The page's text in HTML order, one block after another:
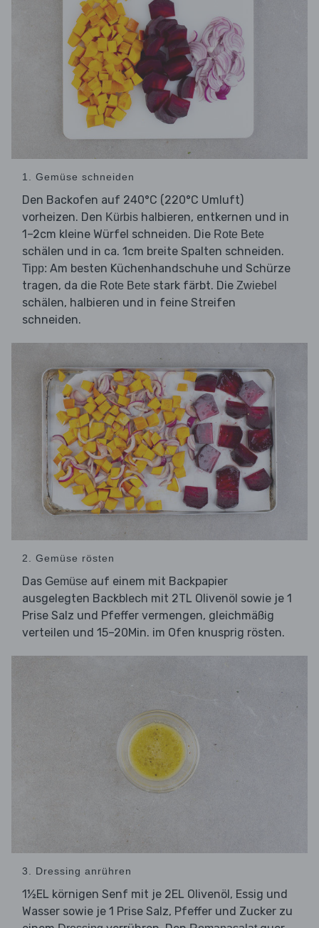
1. Gemüse schneiden
Den Backofen auf 240°C (220°C Umluft)
vorheizen. Den Kürbis halbieren, entkernen und in
1–2cm kleine Würfel schneiden. Die Rote Bete
schälen und in ca. 1cm breite Spalten schneiden.
Tipp: Am besten Küchenhandschuhe und Schürze
tragen, da die Rote Bete stark färbt. Die Zwiebel
schälen, halbieren und in feine Streifen
schneiden.
2. Gemüse rösten
Das Gemüse auf einem mit Backpapier
ausgelegten Backblech mit 2TL Olivenöl sowie je 1
Prise Salz und Pfeffer vermengen, gleichmäßig
verteilen und 15–20Min. im Ofen knusprig rösten.
3. Dressing anrühren
1½EL körnigen Senf mit je 2EL Olivenöl, Essig und
Wasser sowie je 1 Prise Salz, Pfeffer und Zucker zu